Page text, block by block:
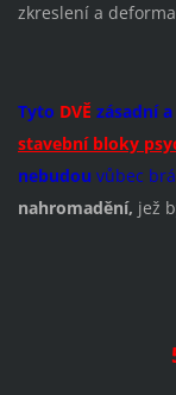
zkreslení a
Tyto DVĚ zásadní
stavební bloky
nebudou vůbec
nahromadění, jež